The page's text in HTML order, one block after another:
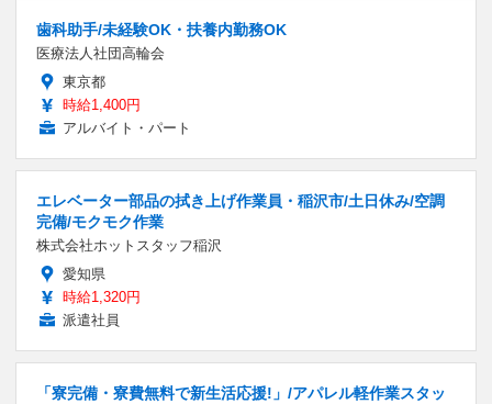
歯科助手/未経験OK・扶養内勤務OK
医療法人社団高輪会
東京都
時給1,400円
アルバイト・パート
エレベーター部品の拭き上げ作業員・稲沢市/土日休み/空調
完備/モクモク作業
株式会社ホットスタッフ稲沢
愛知県
時給1,320円
派遣社員
「寮完備・寮費無料で新生活応援!」/アパレル軽作業スタッ